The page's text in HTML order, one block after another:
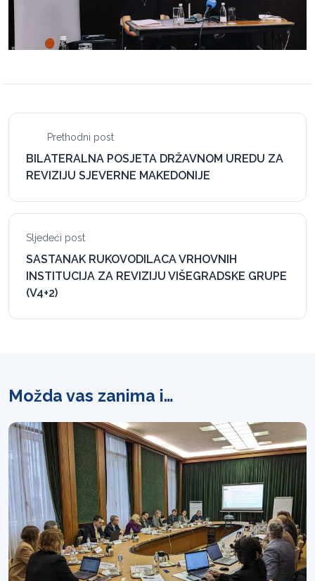
Prethodni post
BILATERALNA POSJETA DRŽAVNOM UREDU ZA
REVIZIJU SJEVERNE MAKEDONIJE
Sljedeći post
SASTANAK RUKOVODILACA VRHOVNIH
INSTITUCIJA ZA REVIZIJU VIŠEGRADSKE GRUPE
(V4+2)
Možda vas zanima i…